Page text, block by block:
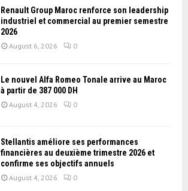
Renault Group Maroc renforce son leadership
industriel et commercial au premier semestre
2026
August 6, 2026 0
Le nouvel Alfa Romeo Tonale arrive au Maroc
à partir de 387 000 DH
August 4, 2026 0
Stellantis améliore ses performances
financières au deuxième trimestre 2026 et
confirme ses objectifs annuels
August 4, 2026 0